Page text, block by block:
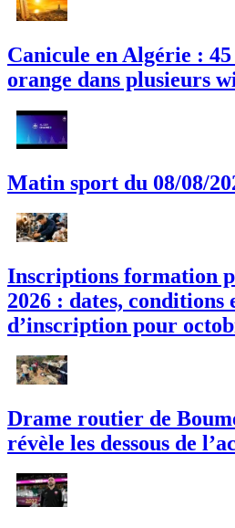
Canicule en Algérie :
orange dans plusieurs
Matin sport du 08/08/
Inscriptions formation
2026 : dates, conditions
d’inscription pour
Drame routier de
révèle les dessous de